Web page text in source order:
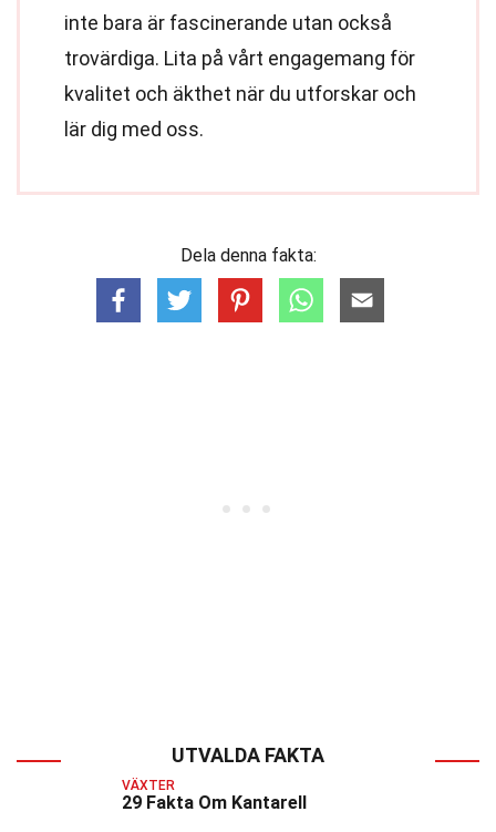
inte bara är fascinerande utan också
trovärdiga. Lita på vårt engagemang för
kvalitet och äkthet när du utforskar och
lär dig med oss.
Dela denna fakta:
UTVALDA FAKTA
VÄXTER
29 Fakta Om Kantarell